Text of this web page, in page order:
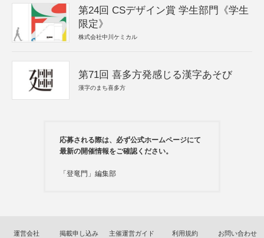
第24回 CSデザイン賞 学生部門《学生
限定》
株式会社中川ケミカル
第71回 喜多方発感じる漢字あそび
漢字のまち喜多方
応募される際は、必ず公式ホームページにて
最新の開催情報をご確認ください。
「登竜門」編集部
運営会社 掲載申し込み 主催運営ガイド 利用規約 お問い合わせ